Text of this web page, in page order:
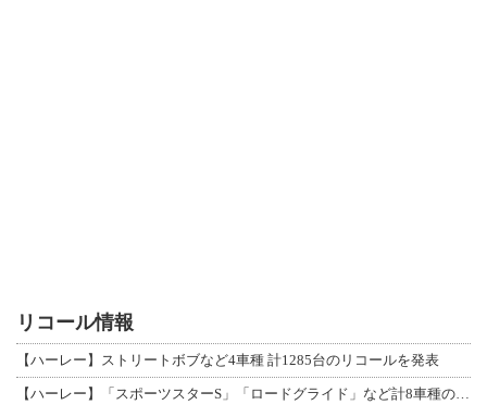
リコール情報
【ハーレー】ストリートボブなど4車種 計1285台のリコールを発表